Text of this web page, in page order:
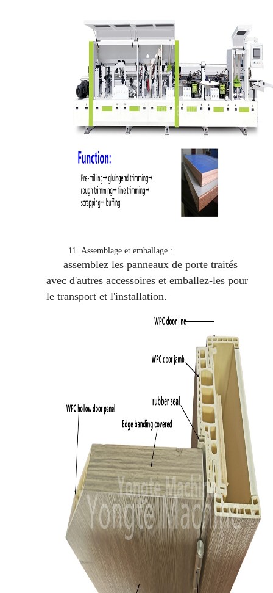
11. Assemblage et emballage :
assemblez les panneaux de porte traités
avec d'autres accessoires et emballez-les pour
le transport et l'installation.